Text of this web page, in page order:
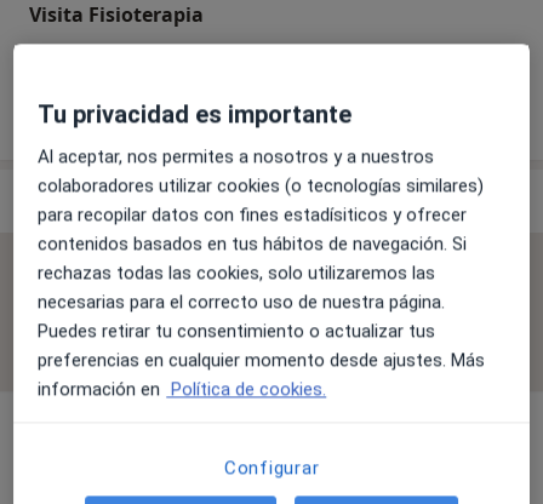
Visita Fisioterapia
¿Cómo funcionan los precios?
Especialistas & aseguradoras
No se aceptan aseguradoras
Todos los especialistas de esta clínica solo aceptan
pacientes privados.
Prof. María Curbera
Tu privacidad es importante
Al aceptar, nos permites a nosotros y a nuestros
colaboradores utilizar cookies (o tecnologías similares)
para recopilar datos con fines estadísiticos y ofrecer
contenidos basados en tus hábitos de navegación. Si
rechazas todas las cookies, solo utilizaremos las
necesarias para el correcto uso de nuestra página.
Puedes retirar tu consentimiento o actualizar tus
preferencias en cualquier momento desde ajustes. Más
información en Política de cookies.
Configurar